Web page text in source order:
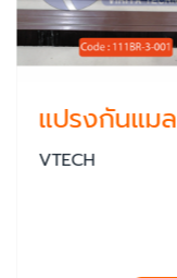
แปรงกันแม
VTECH